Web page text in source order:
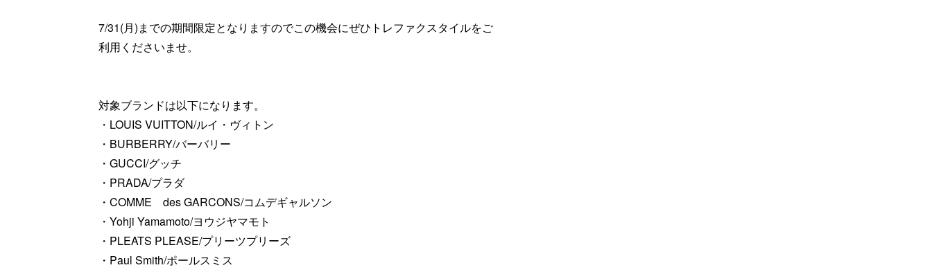
7/31(月)までの期間限定となりますのでこの機会にぜひトレファクスタイルをご
利用くださいませ。
対象ブランドは以下になります。
・LOUIS VUITTON/ルイ・ヴィトン
・BURBERRY/バーバリー
・GUCCI/グッチ
・PRADA/プラダ
・COMME des GARCONS/コムデギャルソン
・Yohji Yamamoto/ヨウジヤマモト
・PLEATS PLEASE/プリーツプリーズ
・Paul Smith/ポールスミス